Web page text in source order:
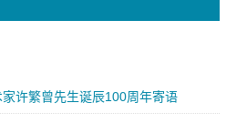
许繁曾先生诞辰100周年寄语